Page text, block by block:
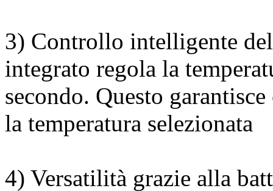
3) Controllo intelligente
integrato regola la
secondo. Questo
la temperatura selezionata
4) Versatilità grazie alla